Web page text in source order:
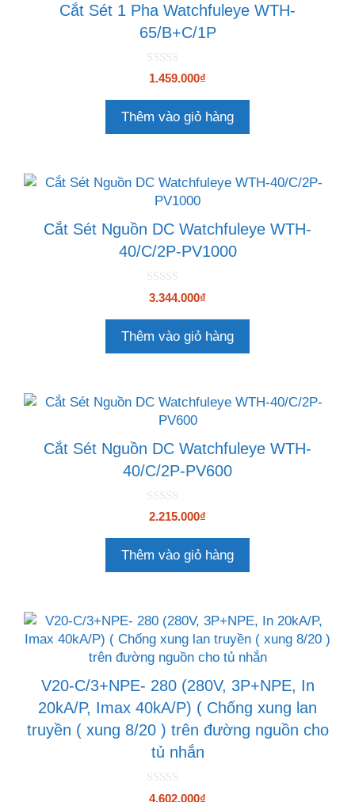
Cắt Sét 1 Pha Watchfuleye WTH-
65/B+C/1P
0
n
à
1.459.000₫
Thêm vào giỏ hàng
Cắt Sét Nguồn DC Watchfuleye WTH-
40/C/2P-PV1000
0
n
à
3.344.000₫
Thêm vào giỏ hàng
Cắt Sét Nguồn DC Watchfuleye WTH-
40/C/2P-PV600
0
n
à
2.215.000₫
Thêm vào giỏ hàng
V20-C/3+NPE- 280 (280V, 3P+NPE, In
20kA/P, Imax 40kA/P) ( Chống xung lan
truyền ( xung 8/20 ) trên đường nguồn cho
tủ nhắn
0
4.602.000₫